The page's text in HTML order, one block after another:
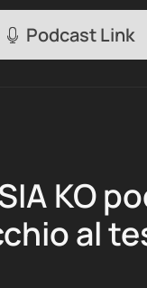
Podcast Link
KO
al